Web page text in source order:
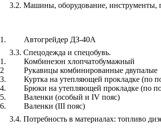
3.2. Машины, оборудование, инструменты,
1. Автогрейдер ДЗ-40А
3.3. Спецодежда и спецобувь.
1 . Комбинезон хлопчатобумажный
2
Рукавицы комбинированные двупалые
3. Куртка на утепляющей прокладке (по
4. Брюки на утепляющей прокладке (по
5. Валенки (особый и IV пояс)
6. Валенки (III пояс)
3.4. Потребность в материалах: топливо